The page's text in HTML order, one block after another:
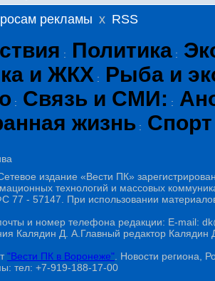
рекламы x RSS
: Политика :
и ЖКХ :
Рыба и
: Связь и СМИ: :
жизнь : Спорт
издание «Вести ПК»
технологий и массовых
77 - 57147. При использовании
и номер телефона редакции: E-mail:
Калядин Д. А.Главный редактор
"Вести ПК в Воронеже" . Новости региона,
тел: +7-919-188-17-00